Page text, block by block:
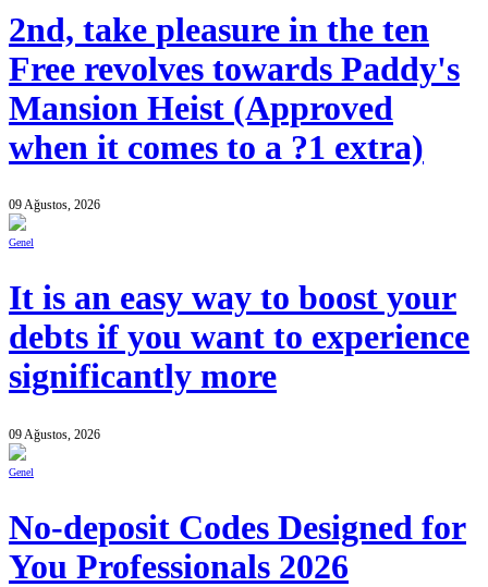
2nd, take pleasure in the ten
Free revolves towards Paddy's
Mansion Heist (Approved
when it comes to a ?1 extra)
09 Ağustos, 2026
Genel
It is an easy way to boost your
debts if you want to experience
significantly more
09 Ağustos, 2026
Genel
No-deposit Codes Designed for
You Professionals 2026